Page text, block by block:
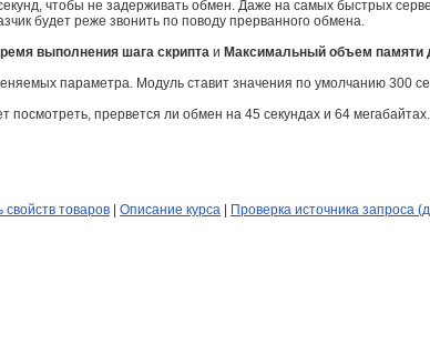
чтобы не задерживать обмен. Даже на самых быстрых
будет реже звонить по поводу прерванного обмена.
выполнения шага скрипта и Максимальный объем памяти
параметра. Модуль ставит значения по умолчанию 300
посмотреть, прервется ли обмен на 45 секундах и 64
свойств товаров Описание курса Проверка источника запроса